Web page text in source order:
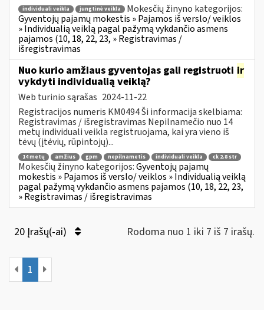
individuali veikla jungtinė veikla
Mokesčių žinyno kategorijos:
Gyventojų pajamų mokestis » Pajamos iš verslo/ veiklos
» Individualią veiklą pagal pažymą vykdančio asmens
pajamos (10, 18, 22, 23, » Registravimas /
išregistravimas
Nuo kurio amžiaus gyventojas gali registruoti ir
vykdyti individualią veiklą?
Web turinio sąrašas 2024-11-22
Registracijos numeris KM0494 Ši informacija skelbiama:
Registravimas / išregistravimas Nepilnamečio nuo 14
metų individuali veikla registruojama, kai yra vieno iš
tėvų (įtėvių, rūpintojų)...
14 metų amžius gpm nepilnametis individuali veikla ck 2.8 str
Mokesčių žinyno kategorijos:Gyventojų pajamų
mokestis » Pajamos iš verslo/ veiklos » Individualią veiklą
pagal pažymą vykdančio asmens pajamos (10, 18, 22, 23,
» Registravimas / išregistravimas
20 Įrašų(-ai) Rodoma nuo 1 iki 7 iš 7 irašų.
1